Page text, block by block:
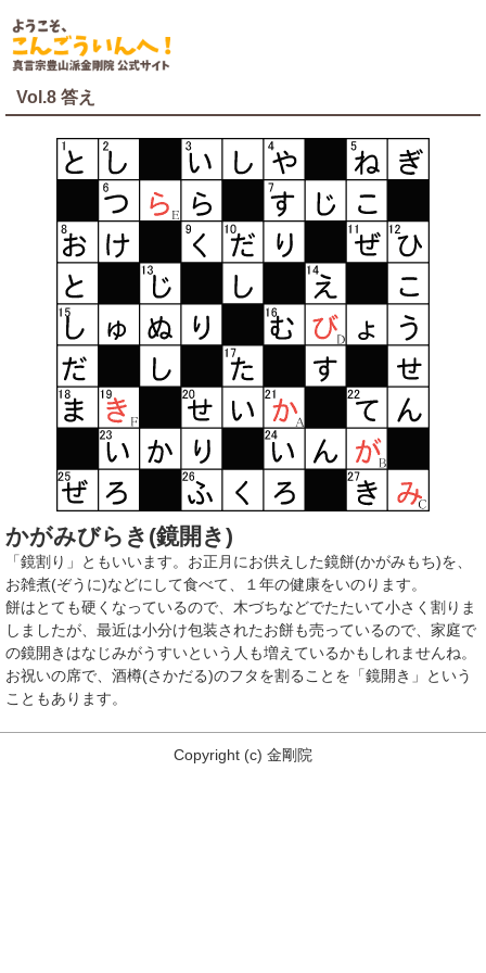
Vol.8 答え
かがみびらき(鏡開き)
「鏡割り」ともいいます。お正月にお供えした鏡餅(かがみもち)を、
お雑煮(ぞうに)などにして食べて、１年の健康をいのります。
餅はとても硬くなっているので、木づちなどでたたいて小さく割りま
しましたが、最近は小分け包装されたお餅も売っているので、家庭で
の鏡開きはなじみがうすいという人も増えているかもしれませんね。
お祝いの席で、酒樽(さかだる)のフタを割ることを「鏡開き」という
こともあります。
Copyright (c) 金剛院